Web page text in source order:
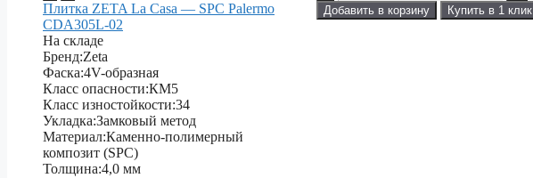
Плитка ZETA La Casa — SPC Palermo
CDA305L-02
На складе
Бренд:Zeta
Фаска:4V-образная
Класс опасности:КМ5
Класс изностойкости:34
Укладка:Замковый метод
Материал:Каменно-полимерный
композит (SPC)
Толщина:4,0 мм
Добавить в корзину
Купить в 1 клик